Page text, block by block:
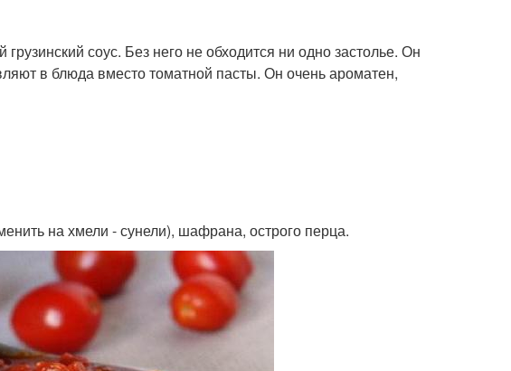
соус. Без него не обходится ни одно застолье. Он
в блюда вместо томатной пасты. Он очень ароматен,
на хмели - сунели), шафрана, острого перца.